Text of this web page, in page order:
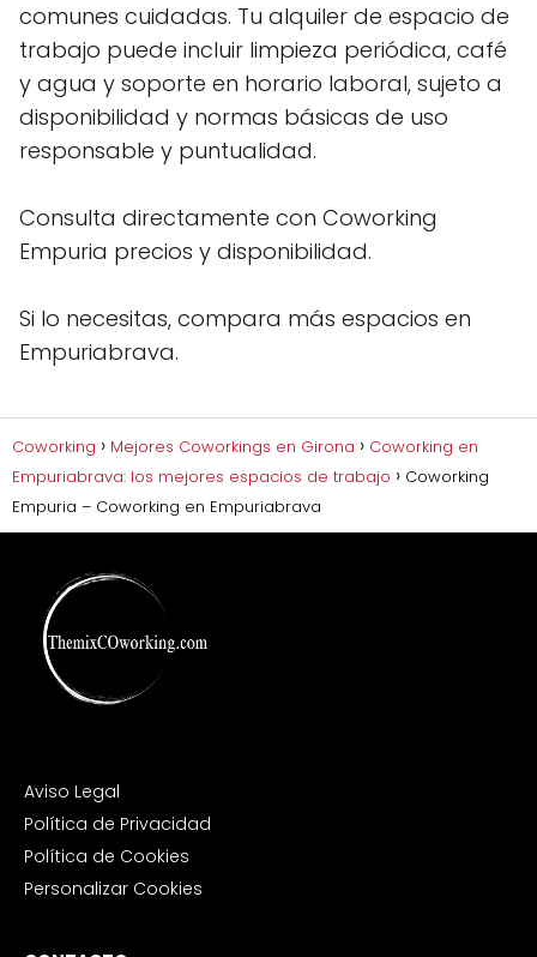
comunes cuidadas. Tu alquiler de espacio de
trabajo puede incluir limpieza periódica, café
y agua y soporte en horario laboral, sujeto a
disponibilidad y normas básicas de uso
responsable y puntualidad.
Consulta directamente con Coworking
Empuria precios y disponibilidad.
Si lo necesitas, compara más espacios en
Empuriabrava.
Coworking Mejores Coworkings en Girona
Coworking en
Empuriabrava: los mejores espacios de trabajo
Coworking
Empuria – Coworking en Empuriabrava
Aviso Legal
Política de Privacidad
Política de Cookies
Personalizar Cookies